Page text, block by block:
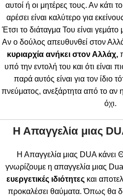
αυτοί ή οι μητέρες τους. Αν κάτι
αρέσει είναι καλύτερο για
Έτσι το διάταγμα Του είναι
Αν ο δούλος απευθυνθεί στον
κυριαρχία ανήκει στον Αλλάχ,
υπό την εντολή του και ότι είναι
παρά αυτός είναι για τον ίδιο
πνεύματος, ανεξάρτητα από το αν
όχι.
Η Απαγγελία μιας
Η Απαγγελία μιας DUA
γνωρίζουμε η απαγγελία μιας
ευεργετικές ιδιότητες και
προκαλέσει θαύματα. Όπως θα